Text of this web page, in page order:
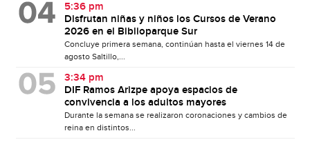
5:36 pm
Disfrutan niñas y niños los Cursos de Verano
2026 en el Biblioparque Sur
Concluye primera semana, continúan hasta el viernes 14 de
agosto Saltillo,...
3:34 pm
DIF Ramos Arizpe apoya espacios de
convivencia a los adultos mayores
Durante la semana se realizaron coronaciones y cambios de
reina en distintos...